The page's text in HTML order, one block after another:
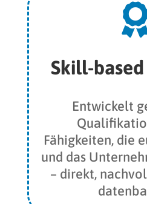
Skill-
Entwickelt
Fähigkeiten, die
und das
– direkt,